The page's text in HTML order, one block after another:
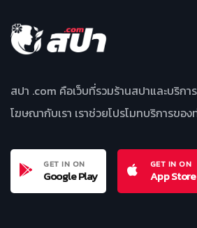
สปา .com คือเว็บที่รวมร้านสปาและบริก
โฆษณากับเรา เราช่วยโปรโมทบริการขอ
GET IN ON
Google Play
GET IN ON
App Store